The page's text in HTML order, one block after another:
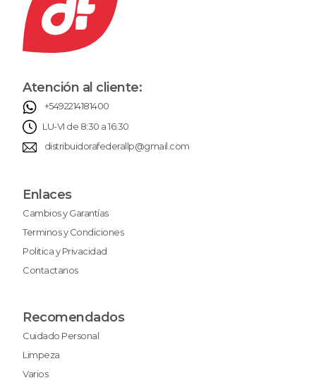
Atención al cliente:
+5492214181400
LU-VI de 8:30 a 16:30
distribuidorafederallp@gmail.com
Enlaces
Cambios y Garantías
Terminos y Condiciones
Politica y Privacidad
Contactanos
Recomendados
Cuidado Personal
Limpeza
Varios